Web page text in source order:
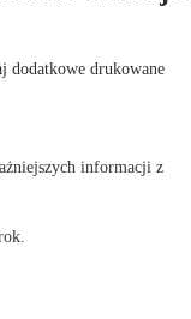
dodatkowe drukowane
informacji z